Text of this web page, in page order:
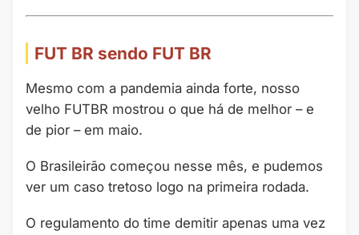
FUT BR sendo FUT BR
Mesmo com a pandemia ainda forte, nosso
velho FUTBR mostrou o que há de melhor – e
de pior – em maio.
O Brasileirão começou nesse mês, e pudemos
ver um caso tretoso logo na primeira rodada.
O regulamento do time demitir apenas uma vez